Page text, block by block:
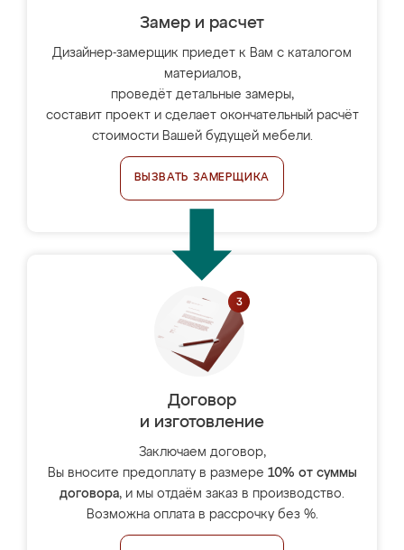
Замер и расчет
Дизайнер-замерщик приедет к Вам с каталогом
материалов,
проведёт детальные замеры,
составит проект и сделает окончательный расчёт
стоимости Вашей будущей мебели.
ВЫЗВАТЬ ЗАМЕРЩИКА
Договор
и изготовление
Заключаем договор,
Вы вносите предоплату в размере 10% от суммы
договора, и мы отдаём заказ в производство.
Возможна оплата в рассрочку без %.